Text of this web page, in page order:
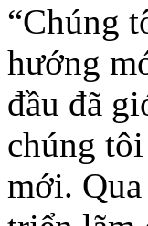
“Chúng
hướng
đầu đã
chúng
mới.